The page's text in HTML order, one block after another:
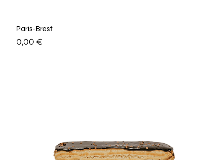
Paris-Brest
Prix
0,00 €